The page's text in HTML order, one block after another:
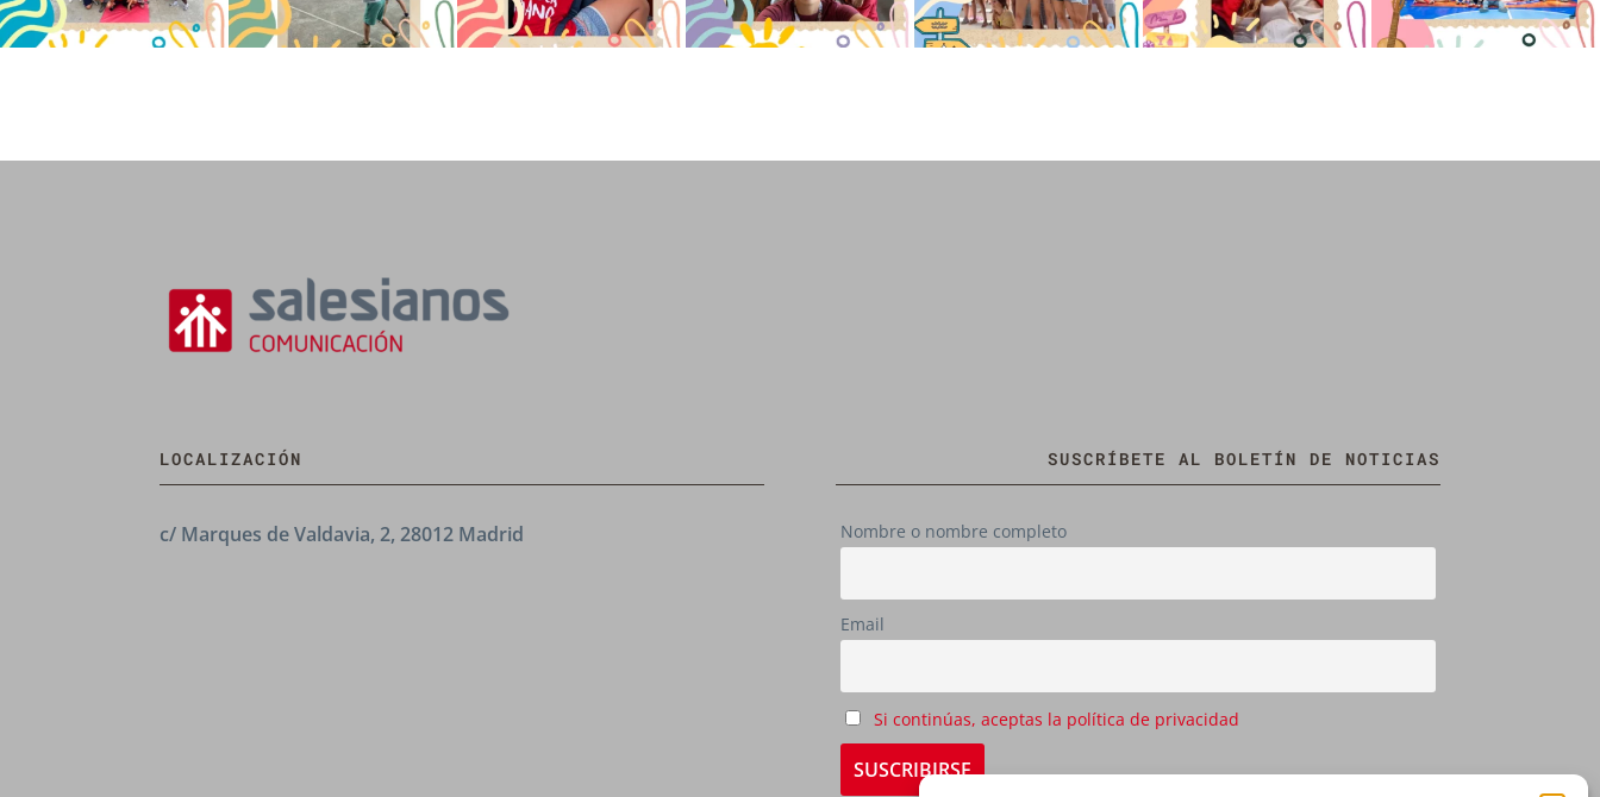
LOCALIZACIÓN
c/ Marques de Valdavia, 2, 28012 Madrid
SUSCRÍBETE AL BOLETÍN DE NOTICIAS
Nombre o nombre completo
Email
Si continúas, aceptas la política de privacidad